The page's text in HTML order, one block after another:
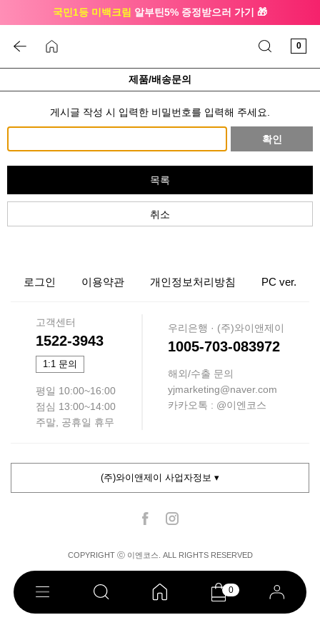
국민1등 미백크림 알부틴5% 증정받으러 가기 🎁
0
0
제품/배송문의
게시글 작성 시 입력한 비밀번호를 입력해 주세요.
확인
목록
취소
로그인 이용약관 개인정보처리방침 PC ver.
고객센터
1522-3943
1:1 문의
평일 10:00~16:00
점심 13:00~14:00
주말, 공휴일 휴무
우리은행 · (주)와이앤제이
1005-703-083972
해외/수출 문의
yjmarketing@naver.com
카카오톡 : @이엔코스
(주)와이앤제이 사업자정보 ▾
COPYRIGHT ⓒ 이엔코스. ALL RIGHTS RESERVED